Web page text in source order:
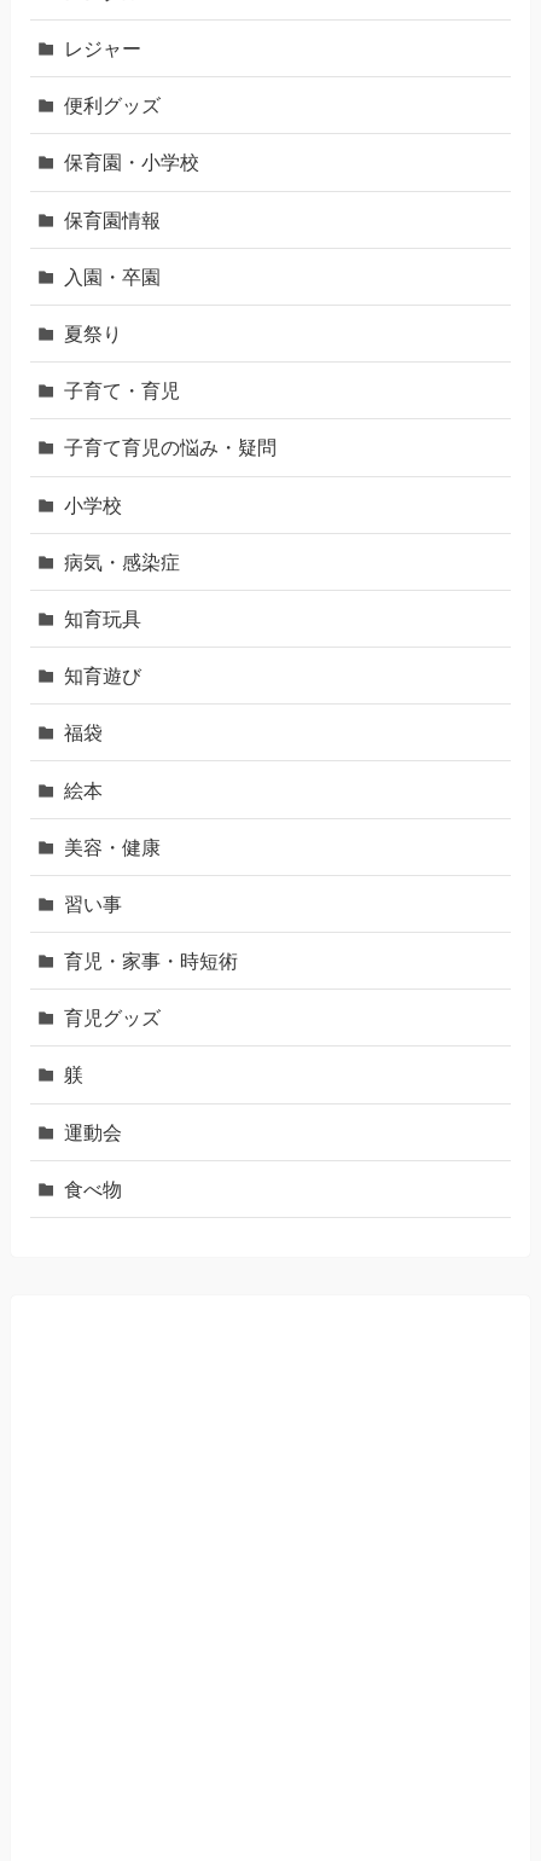
レジャー
便利グッズ
保育園・小学校
保育園情報
入園・卒園
夏祭り
子育て・育児
子育て育児の悩み・疑問
小学校
病気・感染症
知育玩具
知育遊び
福袋
絵本
美容・健康
習い事
育児・家事・時短術
育児グッズ
躾
運動会
食べ物